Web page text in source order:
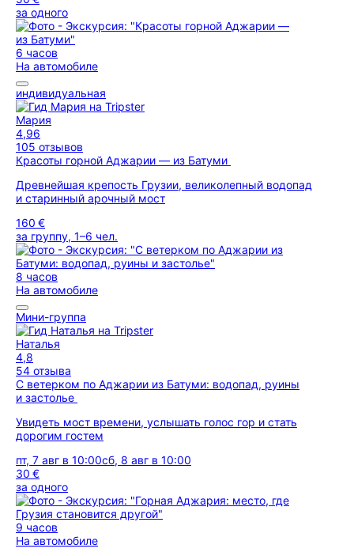
за одного
6 часов
На автомобиле
индивидуальная
Мария
4,96
105 отзывов
Красоты горной Аджарии — из Батуми
Древнейшая крепость Грузии, великолепный водопад
и старинный арочный мост
160 €
за группу, 1–6 чел.
8 часов
На автомобиле
Мини-группа
Наталья
4,8
54 отзыва
С ветерком по Аджарии из Батуми: водопад, руины
и застолье
Увидеть мост времени, услышать голос гор и стать
дорогим гостем
пт, 7 авг в 10:00сб, 8 авг в 10:00
30 €
за одного
9 часов
На автомобиле